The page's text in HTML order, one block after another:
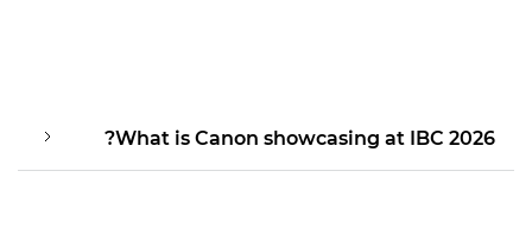
What is Canon showcasing at IBC 2026?